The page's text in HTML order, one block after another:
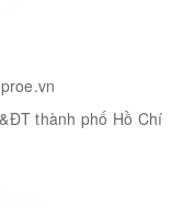
thành phố Hồ Chí